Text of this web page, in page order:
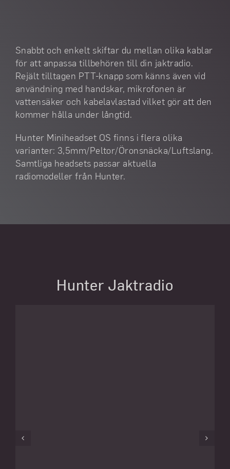
Snabbt och enkelt skiftar du mellan olika kablar
för att anpassa tillbehören till din jaktradio.
Rejält tilltagen PTT-knapp som känns även vid
användning med handskar, mikrofonen är
vattensäker och kabelavlastad vilket gör att den
kommer hålla under långtid.
Hunter Miniheadset OS finns i flera olika
varianter: 3,5mm/Peltor/Öronsnäcka/Luftslang.
Samtliga headsets passar aktuella
radiomodeller från Hunter.
Hunter Jaktradio